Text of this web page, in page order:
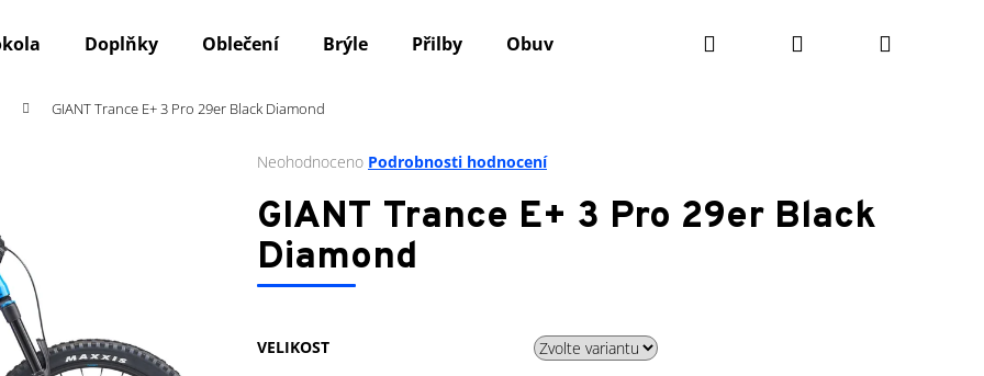
Doplňky Oblečení Brýle Přilby Obuv Údržba kola Komponenty
Hledat PřihlášeníNákupní
GIANT Trance E+ 3 Pro 29er Black Diamond
Průměrné
produktu
je
0,0
z
5
Neohodnoceno Podrobnosti hodnocení
GIANT Trance E+ 3 Pro 29er Black
Diamond
VELIKOST
Co potřebujete najít?
HLEDAT